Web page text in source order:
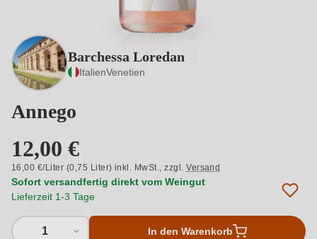
Barchessa Loredan
ItalienVenetien
Annego
12,00 €
16,00 €/Liter (0,75 Liter) inkl. MwSt.,zzgl.Versand
Sofort versandfertig direkt vom Weingut
Lieferzeit 1-3 Tage
1 In den Warenkorb